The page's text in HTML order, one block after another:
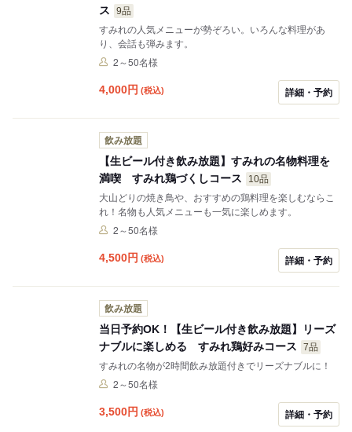
ス
9品
すみれの人気メニューが勢ぞろい。いろんな料理があ
り、会話も弾みます。
2～50名様
4,000円 (税込) 詳細・予約
飲み放題
【生ビール付き飲み放題】すみれの名物料理を
満喫 すみれ鶏づくしコース
10品
大山どりの焼き鳥や、おすすめの鶏料理を楽しむならこ
れ！名物も人気メニューも一気に楽しめます。
2～50名様
4,500円 (税込) 詳細・予約
飲み放題
当日予約OK！【生ビール付き飲み放題】リーズ
ナブルに楽しめる すみれ鶏好みコース
7品
すみれの名物が2時間飲み放題付きでリーズナブルに！
2～50名様
3,500円 (税込) 詳細・予約